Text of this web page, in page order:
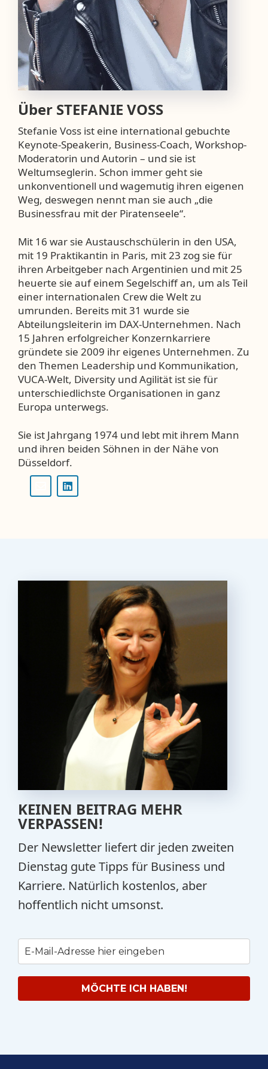
Über STEFANIE VOSS
Stefanie Voss ist eine international gebuchte
Keynote-Speakerin, Business-Coach, Workshop-
Moderatorin und Autorin – und sie ist
Weltumseglerin. Schon immer geht sie
unkonventionell und wagemutig ihren eigenen
Weg, deswegen nennt man sie auch „die
Businessfrau mit der Piratenseele“.
Mit 16 war sie Austauschschülerin in den USA,
mit 19 Praktikantin in Paris, mit 23 zog sie für
ihren Arbeitgeber nach Argentinien und mit 25
heuerte sie auf einem Segelschiff an, um als Teil
einer internationalen Crew die Welt zu
umrunden. Bereits mit 31 wurde sie
Abteilungsleiterin im DAX-Unternehmen. Nach
15 Jahren erfolgreicher Konzernkarriere
gründete sie 2009 ihr eigenes Unternehmen. Zu
den Themen Leadership und Kommunikation,
VUCA-Welt, Diversity und Agilität ist sie für
unterschiedlichste Organisationen in ganz
Europa unterwegs.
Sie ist Jahrgang 1974 und lebt mit ihrem Mann
und ihren beiden Söhnen in der Nähe von
Düsseldorf.
KEINEN BEITRAG MEHR
VERPASSEN!
Der Newsletter liefert dir jeden zweiten
Dienstag gute Tipps für Business und
Karriere. Natürlich kostenlos, aber
hoffentlich nicht umsonst.
MÖCHTE ICH HABEN!